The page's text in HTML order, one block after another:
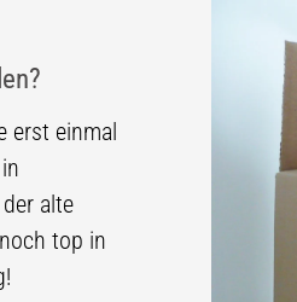
erst einmal
alte
top in